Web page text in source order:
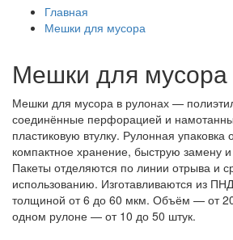
Главная
Мешки для мусора
Мешки для мусора
Мешки для мусора в рулонах —
соединённые перфорацией и
пластиковую втулку. Рулонная упаковка
компактное хранение, быструю замену
Пакеты отделяются по линии отрыва и
использованию. Изготавливаются из
толщиной от 6 до 60 мкм. Объём — от
одном рулоне — от 10 до 50 штук.